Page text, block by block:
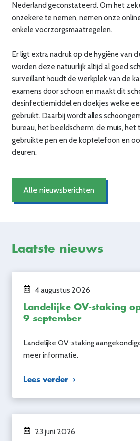
Nederland geconstateerd. Om het
onzekere te nemen, nemen onze
enkele voorzorgsmaatregelen.
Er ligt extra nadruk op de hygiëne van
worden deze natuurlijk altijd al goed
surveillant houdt de werkplek van de
examens door schoon en maakt dit
desinfectiemiddel en doekjes welke
gebruikt. Daarbij wordt alles
bureau, het beeldscherm, de muis,
gebruikte pen en de koptelefoon en
deuren.
Alle nieuwsberichten
Laatste nieuws
4 augustus 2026
Landelijke OV-staking
9 september
Landelijke OV-staking
meer informatie.
Lees verder
23 juni 2026